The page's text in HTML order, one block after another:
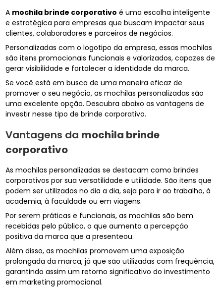
A mochila brinde corporativo é uma escolha inteligente
e estratégica para empresas que buscam impactar seus
clientes, colaboradores e parceiros de negócios.
Personalizadas com o logotipo da empresa, essas mochilas
são itens promocionais funcionais e valorizados, capazes de
gerar visibilidade e fortalecer a identidade da marca.
Se você está em busca de uma maneira eficaz de
promover o seu negócio, as mochilas personalizadas são
uma excelente opção. Descubra abaixo as vantagens de
investir nesse tipo de brinde corporativo.
Vantagens da mochila brinde
corporativo
As mochilas personalizadas se destacam como brindes
corporativos por sua versatilidade e utilidade. São itens que
podem ser utilizados no dia a dia, seja para ir ao trabalho, à
academia, à faculdade ou em viagens.
Por serem práticas e funcionais, as mochilas são bem
recebidas pelo público, o que aumenta a percepção
positiva da marca que a presenteou.
Além disso, as mochilas promovem uma exposição
prolongada da marca, já que são utilizadas com frequência,
garantindo assim um retorno significativo do investimento
em marketing promocional.